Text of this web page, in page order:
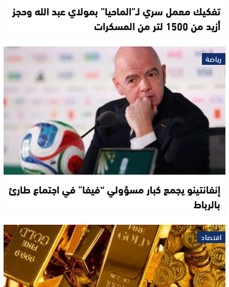
تفكيك معمل سري لـ”الماحيا” بمولاي عبد الله وحجز
أزيد من 1500 لتر من المسكرات
رياضة
إنفانتينو يجمع كبار مسؤولي “فيفا” في اجتماع طارئ
بالرباط
اقتصاد